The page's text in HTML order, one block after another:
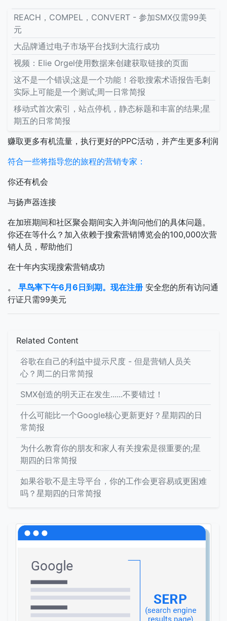
REACH，COMPEL，CONVERT - 参加SMX仅需99美
元
大品牌通过电子市场平台找到大流行成功
视频：Elie Orgel使用数据来创建获取链接的页面
这不是一个错误;这是一个功能！谷歌搜索术语报告毛刺
实际上可能是一个测试;周一日常简报
移动式首次索引，站点停机，静态标题和丰富的结果;星
期五的日常简报
赚取更多有机流量，执行更好的PPC活动，并产生更多利润
符合一些将指导您的旅程的营销专家：
你还有机会
与扬声器连接
在加班期间和社区聚会期间实入并询问他们的具体问题。
你还在等什么？加入依赖于搜索营销博览会的100,000次营
销人员，帮助他们
在十年内实现搜索营销成功
。
早鸟率下午6月6日到期。现在注册 安全您的所有访问通
行证只需99美元
Related Content
谷歌在自己的利益中提示尺度 - 但是营销人员关
心？周二的日常简报
SMX创造的明天正在发生......不要错过！
什么可能比一个Google核心更新更好？星期四的日
常简报
为什么教育你的朋友和家人有关搜索是很重要的;星
期四的日常简报
如果谷歌不是主导平台，你的工作会更容易或更困难
吗？星期四的日常简报